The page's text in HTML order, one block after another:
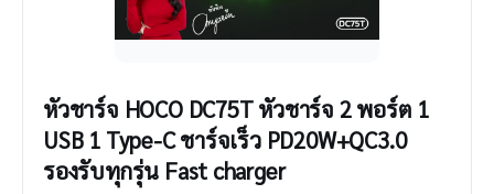
หัวชาร์จ HOCO DC75T หัวชาร์จ 2 พอร์ต 1
USB 1 Type-C ชาร์จเร็ว PD20W+QC3.0
รองรับทุกรุ่น Fast charger